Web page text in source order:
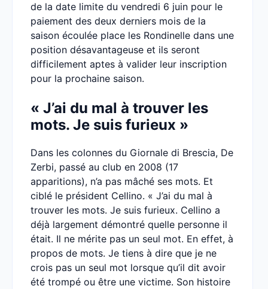
de la date limite du vendredi 6 juin pour le
paiement des deux derniers mois de la
saison écoulée place les Rondinelle dans une
position désavantageuse et ils seront
difficilement aptes à valider leur inscription
pour la prochaine saison.
« J’ai du mal à trouver les
mots. Je suis furieux »
Dans les colonnes du Giornale di Brescia, De
Zerbi, passé au club en 2008 (17
apparitions), n’a pas mâché ses mots. Et
ciblé le président Cellino. « J’ai du mal à
trouver les mots. Je suis furieux. Cellino a
déjà largement démontré quelle personne il
était. Il ne mérite pas un seul mot. En effet, à
propos de mots. Je tiens à dire que je ne
crois pas un seul mot lorsque qu’il dit avoir
été trompé ou être une victime. Son histoire